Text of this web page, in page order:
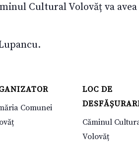
Cultural Volovăț va
Comunei
LOC DE
Căminul
Volovăț